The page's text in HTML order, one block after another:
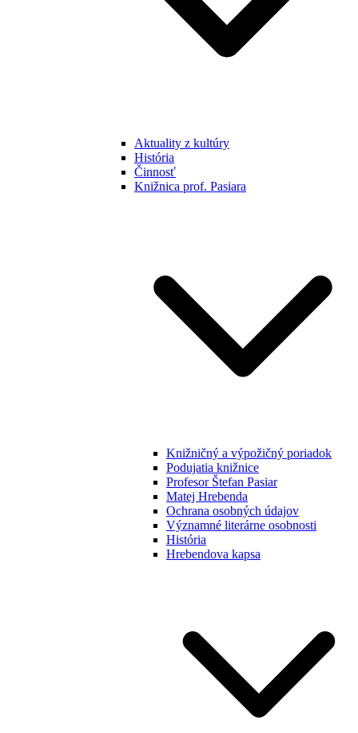
Aktuality z kultúry
História
Činnosť
Knižnica prof. Pasiara
Knižničný a výpožičný poriadok
Podujatia knižnice
Profesor Štefan Pasiar
Matej Hrebenda
Ochrana osobných údajov
Významné literárne osobnosti
História
Hrebendova kapsa